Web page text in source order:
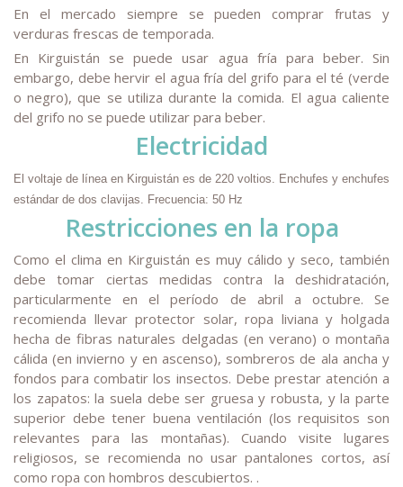
En el mercado siempre se pueden comprar frutas y
verduras frescas de temporada.
En Kirguistán se puede usar agua fría para beber. Sin
embargo, debe hervir el agua fría del grifo para el té (verde
o negro), que se utiliza durante la comida. El agua caliente
del grifo no se puede utilizar para beber.
Electricidad
El voltaje de línea en Kirguistán es de 220 voltios. Enchufes y enchufes
estándar de dos clavijas. Frecuencia: 50 Hz
Restricciones en la ropa
Como el clima en Kirguistán es muy cálido y seco, también
debe tomar ciertas medidas contra la deshidratación,
particularmente en el período de abril a octubre. Se
recomienda llevar protector solar, ropa liviana y holgada
hecha de fibras naturales delgadas (en verano) o montaña
cálida (en invierno y en ascenso), sombreros de ala ancha y
fondos para combatir los insectos. Debe prestar atención a
los zapatos: la suela debe ser gruesa y robusta, y la parte
superior debe tener buena ventilación (los requisitos son
relevantes para las montañas). Cuando visite lugares
religiosos, se recomienda no usar pantalones cortos, así
como ropa con hombros descubiertos. .